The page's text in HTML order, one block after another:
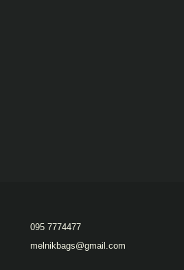
095 7774477
melnikbags@gmail.com